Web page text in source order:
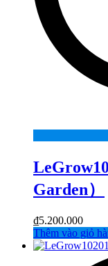
Garden）
₫5.200.000
Thêm vào giỏ